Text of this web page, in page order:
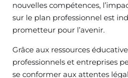
nouvelles compétences,
sur le plan professionnel est
prometteur pour l’avenir.
Grâce aux ressources
professionnels et entreprises
se conformer aux attentes